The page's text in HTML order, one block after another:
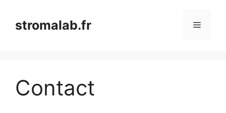
contenustromalab.fr Menu
Contact